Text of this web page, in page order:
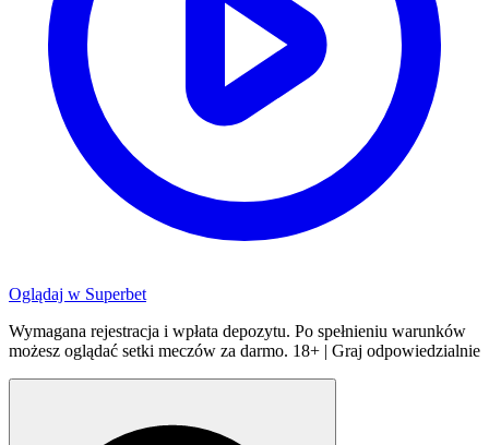
Oglądaj w Superbet
Wymagana rejestracja i wpłata depozytu. Po spełnieniu warunków
możesz oglądać setki meczów za darmo. 18+ | Graj odpowiedzialnie